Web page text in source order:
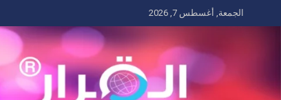
to
الجمعة, أغسطس 7, 2026